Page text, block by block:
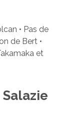
• Pas de
de Bert •
et